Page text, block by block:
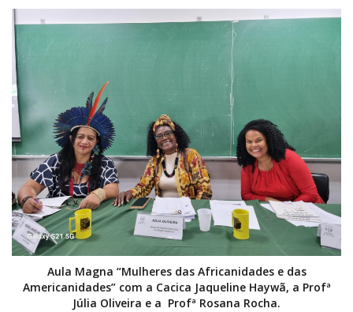
Aula Magna “Mulheres das Africanidades e das
Americanidades” com a Cacica Jaqueline Haywã, a Profª
Júlia Oliveira e a Profª Rosana Rocha.